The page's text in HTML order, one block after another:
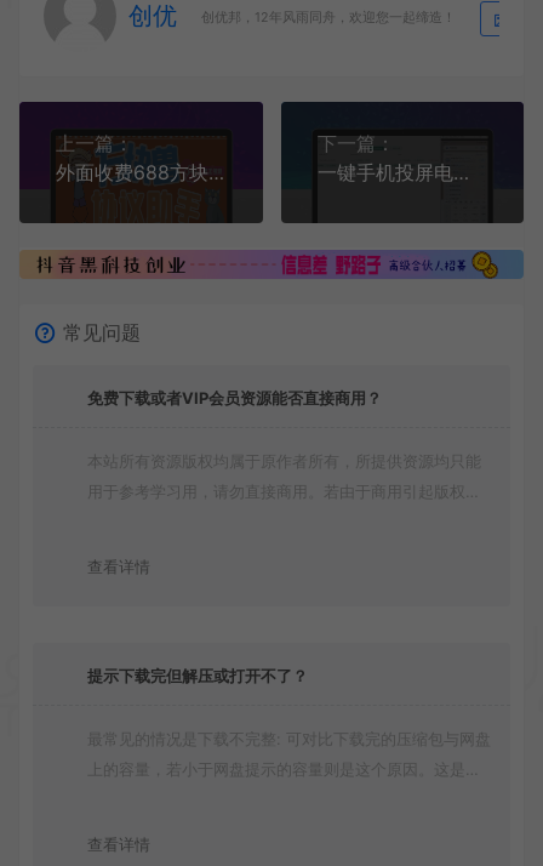
创优 创优邦，12年风雨同舟，欢迎您一起缔造！
上一篇：
外面收费688方块兽协议全自动抢工作脚本，单号利润500＋，支持手机多号运行【协议脚本+使用教程】
下一篇：
一键手机投屏电脑，支持电脑操纵手机，无广告秒反应，高清画质投屏
常见问题
免费下载或者VIP会员资源能否直接商用？
本站所有资源版权均属于原作者所有，所提供资源均只能
用于参考学习用，请勿直接商用。若由于商用引起版权纠
查看详情
提示下载完但解压或打开不了？
最常见的情况是下载不完整: 可对比下载完的压缩包与网盘
上的容量，若小于网盘提示的容量则是这个原因。这是浏
查看详情